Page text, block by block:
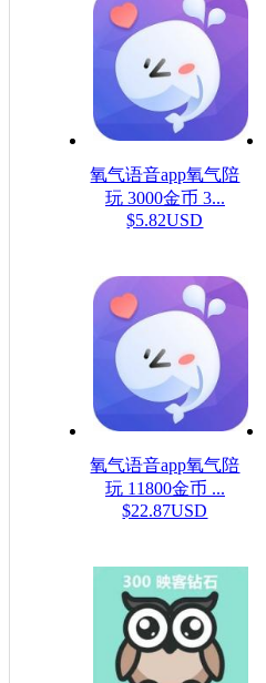
氧气语音app氧气陪
玩 3000金币 3...
$5.82USD
氧气语音app氧气陪
玩 11800金币 ...
$22.87USD